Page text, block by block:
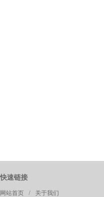
快速链接
网站首页 /
关于我们